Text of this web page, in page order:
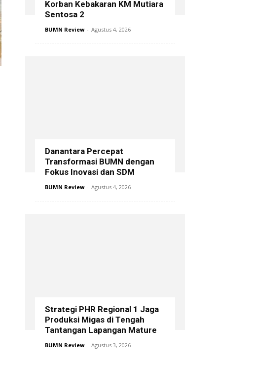
Korban Kebakaran KM Mutiara
Sentosa 2
BUMN Review - Agustus 4, 2026
Danantara Percepat
Transformasi BUMN dengan
Fokus Inovasi dan SDM
BUMN Review - Agustus 4, 2026
Strategi PHR Regional 1 Jaga
Produksi Migas di Tengah
Tantangan Lapangan Mature
BUMN Review - Agustus 3, 2026